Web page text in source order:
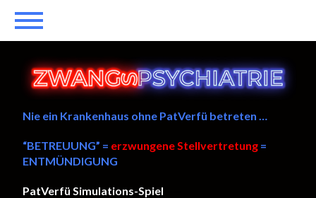
Nie ein Krankenhaus ohne PatVerfü betreten …
“BETREUUNG” = erzwungene Stellvertretung =
ENTMÜNDIGUNG
PatVerfü Simulations-Spiel